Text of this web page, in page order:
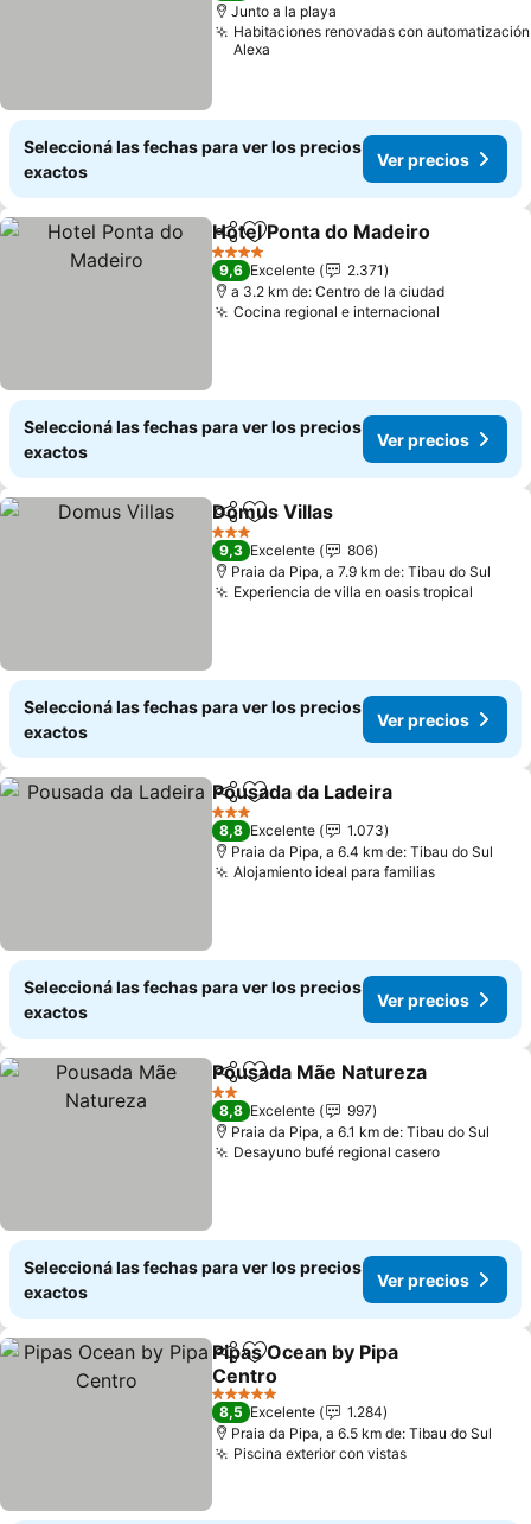
Junto a la playa
Habitaciones renovadas con automatización
Alexa
Seleccioná las fechas para ver los precios
exactos
Ver precios
CompartirAñadir a favoritos
Hotel Ponta do Madeiro
4 Estrellas
9,6 Excelente
2.371
a 3.2 km de: Centro de la ciudad
Cocina regional e internacional
Seleccioná las fechas para ver los precios
exactos
Ver precios
CompartirAñadir a favoritos
Domus Villas
3 Estrellas
9,3 Excelente
806
Praia da Pipa, a 7.9 km de: Tibau do Sul
Experiencia de villa en oasis tropical
Seleccioná las fechas para ver los precios
exactos
Ver precios
CompartirAñadir a favoritos
Pousada da Ladeira
3 Estrellas
8,8 Excelente
1.073
Praia da Pipa, a 6.4 km de: Tibau do Sul
Alojamiento ideal para familias
Seleccioná las fechas para ver los precios
exactos
Ver precios
CompartirAñadir a favoritos
Pousada Mãe Natureza
2 Estrellas
8,8 Excelente
997
Praia da Pipa, a 6.1 km de: Tibau do Sul
Desayuno bufé regional casero
Seleccioná las fechas para ver los precios
exactos
Ver precios
CompartirAñadir a favoritos
Pipas Ocean by Pipa
Centro
5 Estrellas
8,5 Excelente
1.284
Praia da Pipa, a 6.5 km de: Tibau do Sul
Piscina exterior con vistas